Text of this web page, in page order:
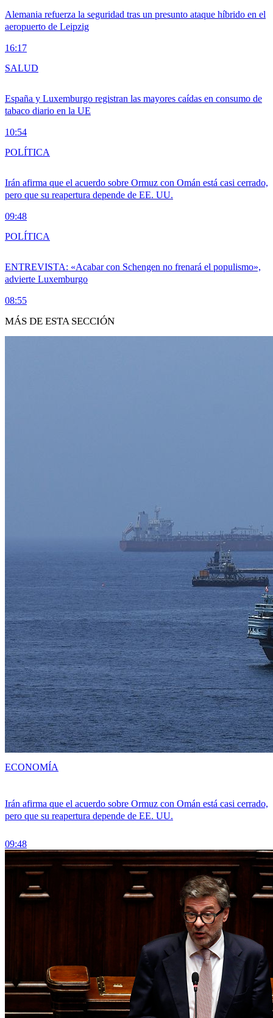
Alemania refuerza la seguridad tras un presunto ataque híbrido en el
aeropuerto de Leipzig
16:17
España y Luxemburgo registran las mayores caídas en consumo de
tabaco diario en la UE
10:54
SALUD
Irán afirma que el acuerdo sobre Ormuz con Omán está casi cerrado,
pero que su reapertura depende de EE. UU.
09:48
POLÍTICA
ENTREVISTA: «Acabar con Schengen no frenará el populismo»,
advierte Luxemburgo
08:55
POLÍTICA
MÁS DE ESTA SECCIÓN
Irán afirma que el acuerdo sobre Ormuz con Omán está casi cerrado,
pero que su reapertura depende de EE. UU.
09:48
ECONOMÍA